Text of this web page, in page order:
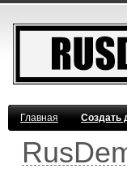
Главная Создать